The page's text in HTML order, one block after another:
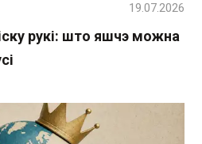
рукі: што яшчэ можна
19.07.2026